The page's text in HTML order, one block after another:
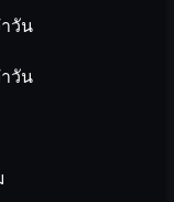
วัน
วัน